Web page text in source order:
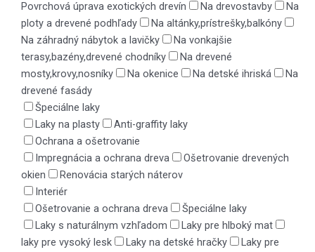
Povrchová úprava exotických drevín
Na drevostavby
Na
ploty a drevené podhľady
Na altánky,prístrešky,balkóny
Na záhradný nábytok a lavičky
Na vonkajšie
terasy,bazény,drevené chodníky
Na drevené
mosty,krovy,nosníky
Na okenice Na detské ihriská
Na
drevené fasády
Špeciálne laky
Laky na plasty
Anti-graffity laky
Ochrana a ošetrovanie
Impregnácia a ochrana dreva
Ošetrovanie drevených
okien
Renovácia starých náterov
Interiér
Ošetrovanie a ochrana dreva
Špeciálne laky
Laky s naturálnym vzhľadom
Laky pre hlboký mat
laky pre vysoký lesk
Laky na detské hračky
Laky pre